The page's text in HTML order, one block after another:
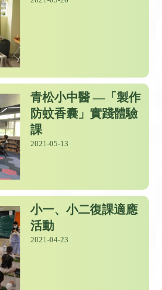
青松小中醫 —「製作
防蚊香囊」實踐體驗
課
2021-05-13
小一、小二復課適應
活動
2021-04-23